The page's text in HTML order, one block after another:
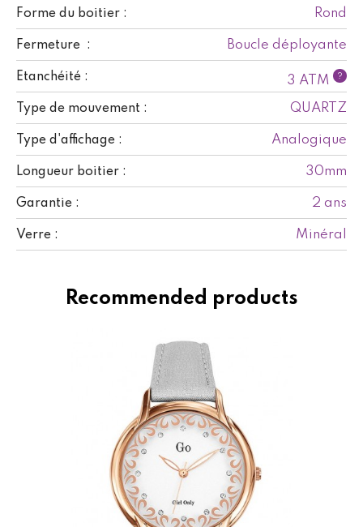
Forme du boitier : Rond
Fermeture : Boucle déployante
Etanchéité : 3 ATM ?
Type de mouvement : QUARTZ
Type d'affichage : Analogique
Longueur boitier : 30mm
Garantie : 2 ans
Verre : Minéral
Recommended products